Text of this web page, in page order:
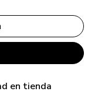
en tienda